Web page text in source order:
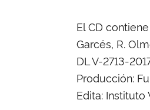
El CD
Garcés, R.
DL V-2713-
Producción:
Edita: Instituto